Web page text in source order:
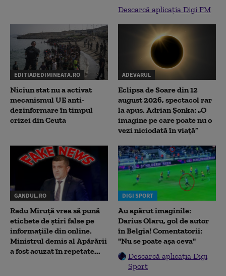
Descarcă aplicația Digi FM
EDITIADEDIMINEATA.RO
Niciun stat nu a activat
mecanismul UE anti-
dezinformare în timpul
crizei din Ceuta
ADEVARUL
Eclipsa de Soare din 12
august 2026, spectacol rar
la apus. Adrian Șonka: „O
imagine pe care poate nu o
vezi niciodată în viață”
GANDUL.RO
Radu Miruţă vrea să pună
etichete de știri false pe
informațiile din online.
Ministrul demis al Apărării
a fost acuzat în repetate...
DIGI SPORT
Au apărut imaginile:
Darius Olaru, gol de autor
în Belgia! Comentatorii:
"Nu se poate așa ceva"
Descarcă aplicația Digi
Sport